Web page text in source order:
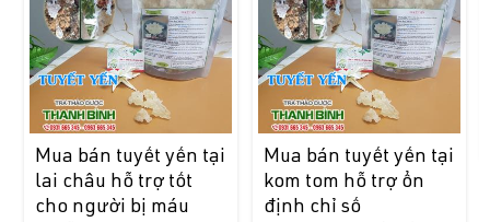
Mua bán tuyết yến tại
lai châu hỗ trợ tốt
cho người bị máu
Mua bán tuyết yến tại
kom tom hỗ trợ ổn
định chỉ số